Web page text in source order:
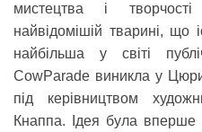
мистецтва і
найвідомішій тварині, що
найбільша у світі
CowParade виникла у
під керівництвом
Кнаппа. Ідея була вперше